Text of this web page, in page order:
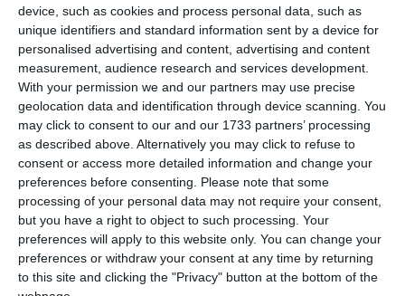
device, such as cookies and process personal data, such as
unique identifiers and standard information sent by a device for
personalised advertising and content, advertising and content
measurement, audience research and services development.
With your permission we and our partners may use precise
geolocation data and identification through device scanning. You
may click to consent to our and our 1733 partners’ processing
as described above. Alternatively you may click to refuse to
consent or access more detailed information and change your
preferences before consenting.
Please note that some
processing of your personal data may not require your consent,
but you have a right to object to such processing. Your
preferences will apply to this website only. You can change your
preferences or withdraw your consent at any time by returning
to this site and clicking the "Privacy" button at the bottom of the
Am citit si sunt de acord cu regulile de postare .
Acest formular colectează numele, e-mailul şi conținutul mesajului, astfel încât
să putem urmări comentariile tale pe site. Nu vom folosi datele tale în alt scop.
Pentru mai multe informaţii, consultă politica noastră de confidenţialitate, unde vei
primi mai multe privind informaţii despre cum și de ce stocăm datele tale.
Posteaza comentariul